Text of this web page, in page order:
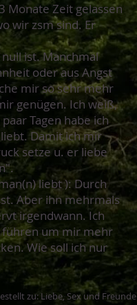
Monate Zeit gelassen
wir zsm sind. Er
ist. Manchmal
oder aus Angst
mir so sehr mehr
genügen. Ich weiß,
Tagen habe ich
Damit ich mir
setze u. er liebe
liebt ): Durch
Aber ihn mehrmals
irgendwann. Ich
führen um mir mehr
Wie soll ich nur
zu: Liebe, Sex und Freunde